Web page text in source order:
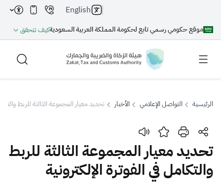
موقع حكومي رسمي تابع لحكومة المملكة العربية السعوديةكيف تتحقق
English
بحث
بحث بحث AI
الرئيسية التواصل الإعلامي الأخبار تحديد معيار المجموعة الثالثة للربط
تحديد معيار المجموعة الثالثة للربط
والتكامل في الفوترة الإلكترونية